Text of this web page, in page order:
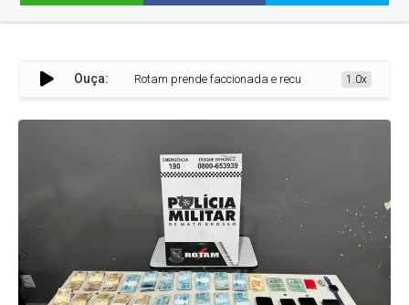
Ouça:Rotam prende faccionada e recupera veículo e dinheiro
1.0x